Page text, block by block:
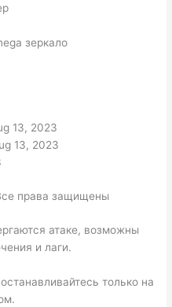
зеркало
13, 2023
13, 2023
права защищены
атаке, возможны
и лаги.
только на